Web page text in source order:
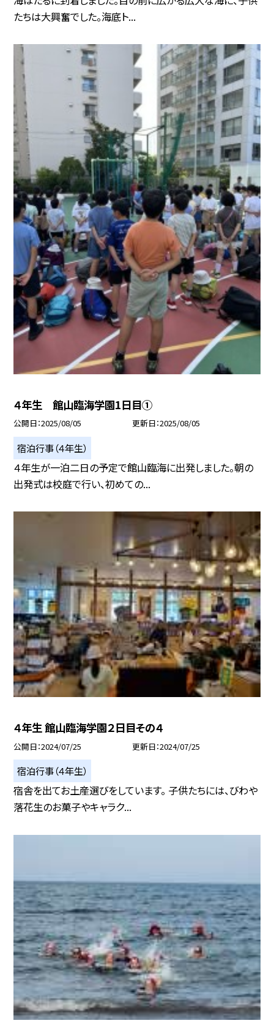
たちは大興奮でした。海底ト...
４年生 館山臨海学園1日目①
公開日 2025/08/05 更新日 2025/08/05
宿泊行事（４年生）
４年生が一泊二日の予定で館山臨海に出発しました。朝の
出発式は校庭で行い、初めての...
４年生 館山臨海学園２日目その４
公開日 2024/07/25 更新日 2024/07/25
宿泊行事（４年生）
宿舎を出てお土産選びをしています。 子供たちには、びわや
落花生のお菓子やキャラク...